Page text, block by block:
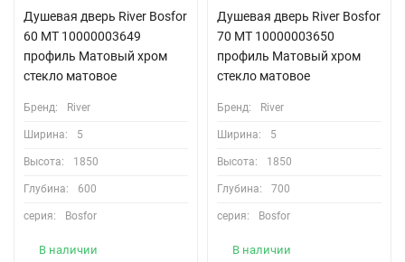
Душевая дверь River Bosfor
60 МТ 10000003649
профиль Матовый хром
стекло матовое
Бренд: River
Ширина: 5
Высота: 1850
Глубина: 600
серия: Bosfor
В наличии
Душевая дверь River Bosfor
70 МТ 10000003650
профиль Матовый хром
стекло матовое
Бренд: River
Ширина: 5
Высота: 1850
Глубина: 700
серия: Bosfor
В наличии